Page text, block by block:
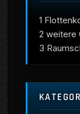
1
2 weitere
3